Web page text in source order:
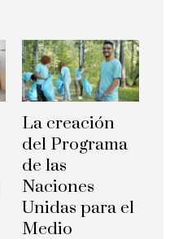
La creación
del Programa
de las
Naciones
Unidas para el
Medio